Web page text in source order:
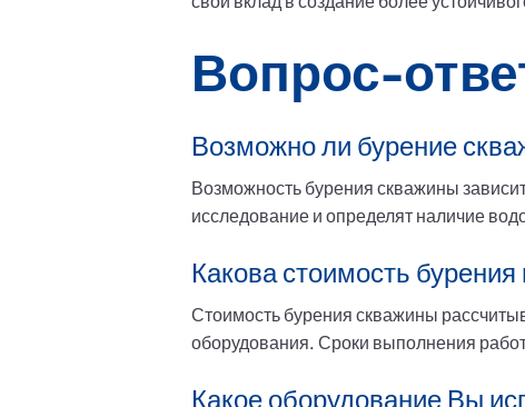
Вопрос-
Возможно ли бурение
Возможность бурения скважины
исследование и определят наличие
Какова стоимость
Стоимость бурения скважины
оборудования. Сроки выполнения
Какое оборудование Вы